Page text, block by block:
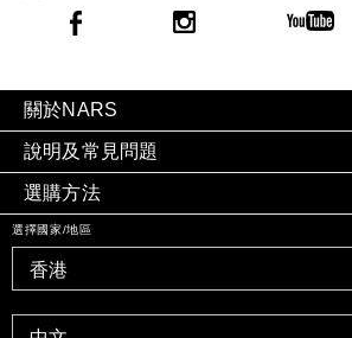
關於NARS
說明及常見問題
選購方法
選擇國家/地區